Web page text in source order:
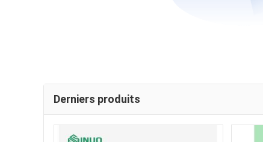
Derniers produits